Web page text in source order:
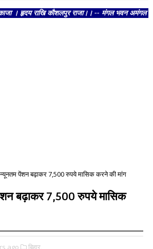
राखि कौशलपुर राजा।। -- मंगल भवन अमंगल हारी।
न्यूनतम पेंशन बढ़ाकर 7,500 रुपये मासिक करने की मांग
बढ़ाकर 7,500 रुपये मासिक
ago बिहार,